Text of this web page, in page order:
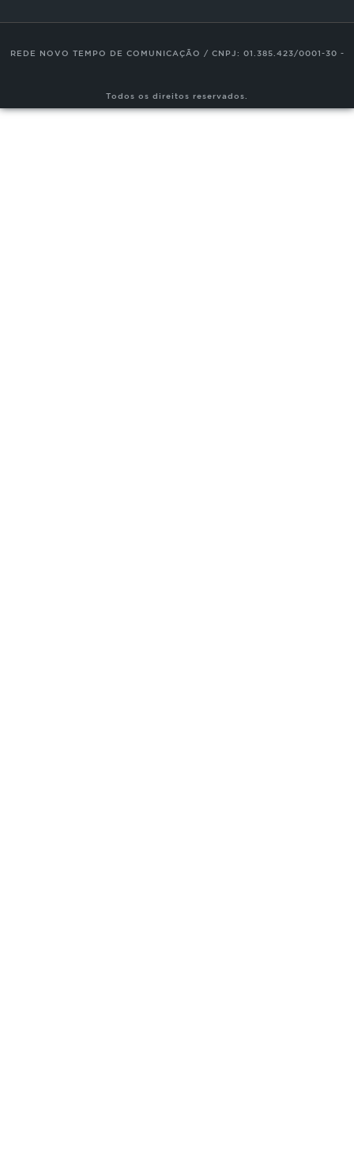
REDE NOVO TEMPO DE COMUNICAÇÃO / CNPJ: 01.385.423/0001-30 -
Todos os direitos reservados.